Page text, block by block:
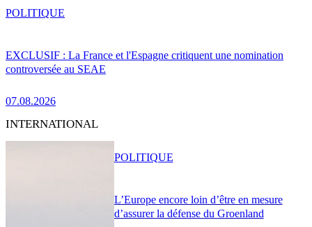
EXCLUSIF : La France et l'Espagne critiquent une nomination
controversée au SEAE
07.08.2026
POLITIQUE
INTERNATIONAL
L’Europe encore loin d’être en mesure
d’assurer la défense du Groenland
POLITIQUE